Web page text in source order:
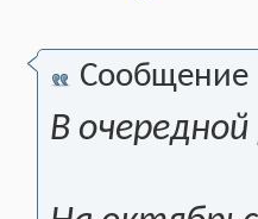
Сообщение
В